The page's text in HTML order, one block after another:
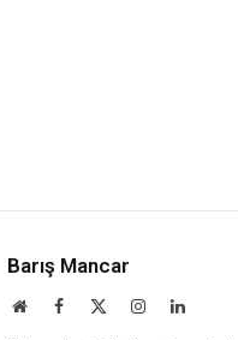
Barış Mancar
WebsiteFacebook InstagramLinkedIn